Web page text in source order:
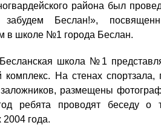
района был
Беслан!»,
в школе №1 города Беслан.
школа №1
На стенах спортзала,
размещены
ребята проводят беседу о
2004 года.